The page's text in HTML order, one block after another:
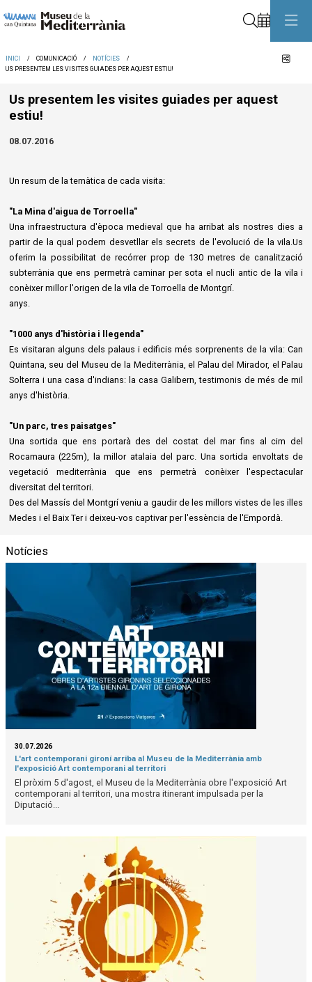
INICI COMUNICACIÓ
NOTÍCIES
US PRESENTEM LES VISITES GUIADES PER AQUEST ESTIU!
Us presentem les visites guiades per aquest
estiu!
08.07.2016
Un resum de la temàtica de cada visita:
"La Mina d'aigua de Torroella"
Una infraestructura d'època medieval que ha arribat als nostres dies a
partir de la qual podem desvetllar els secrets de l'evolució de la vila.Us
oferim la possibilitat de recórrer prop de 130 metres de canalització
subterrània que ens permetrà caminar per sota el nucli antic de la vila i
conèixer millor l'origen de la vila de Torroella de Montgrí.
anys.
"1000 anys d'història i llegenda"
Es visitaran alguns dels palaus i edificis més sorprenents de la vila: Can
Quintana, seu del Museu de la Mediterrània, el Palau del Mirador, el Palau
Solterra i una casa d'indians: la casa Galibern, testimonis de més de mil
anys d'història.
"Un parc, tres paisatges"
Una sortida que ens portarà des del costat del mar fins al cim del
Rocamaura (225m), la millor atalaia del parc. Una sortida envoltats de
vegetació mediterrània que ens permetrà conèixer l'espectacular
diversitat del territori.
Des del Massís del Montgrí veniu a gaudir de les millors vistes de les illes
Medes i el Baix Ter i deixeu-vos captivar per l'essència de l'Empordà.
Notícies
30.07.2026
L'art contemporani gironí arriba al Museu de la Mediterrània amb
l'exposició Art contemporani al territori
El pròxim 5 d'agost, el Museu de la Mediterrània obre l'exposició Art
contemporani al territori, una mostra itinerant impulsada per la
Diputació...